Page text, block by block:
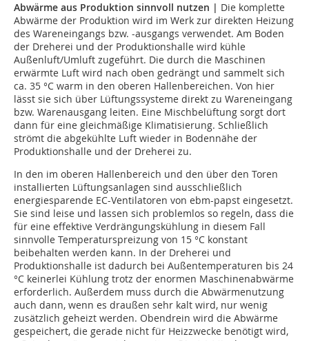
Abwärme aus Produktion sinnvoll nutzen | Die komplette
Abwärme der Produktion wird im Werk zur direkten Heizung
des Wareneingangs bzw. -ausgangs verwendet. Am Boden
der Dreherei und der Produktionshalle wird kühle
Außenluft/Umluft zugeführt. Die durch die Maschinen
erwärmte Luft wird nach oben gedrängt und sammelt sich
ca. 35 °C warm in den oberen Hallenbereichen. Von hier
lässt sie sich über Lüftungssysteme direkt zu Wareneingang
bzw. Warenausgang leiten. Eine Mischbelüftung sorgt dort
dann für eine gleichmäßige Klimatisierung. Schließlich
strömt die abgekühlte Luft wieder in Bodennähe der
Produktionshalle und der Dreherei zu.
In den im oberen Hallenbereich und den über den Toren
installierten Lüftungsanlagen sind ausschließlich
energiesparende EC-Ventilatoren von ebm-papst eingesetzt.
Sie sind leise und lassen sich problemlos so regeln, dass die
für eine effektive Verdrängungskühlung in diesem Fall
sinnvolle Temperaturspreizung von 15 °C konstant
beibehalten werden kann. In der Dreherei und
Produktionshalle ist dadurch bei Außentemperaturen bis 24
°C keinerlei Kühlung trotz der enormen Maschinenabwärme
erforderlich. Außerdem muss durch die Abwärmenutzung
auch dann, wenn es draußen sehr kalt wird, nur wenig
zusätzlich geheizt werden. Obendrein wird die Abwärme
gespeichert, die gerade nicht für Heizzwecke benötigt wird,